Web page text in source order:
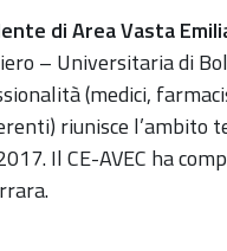
di Area Vasta
– Universitaria di
(medici,
riunisce l’ambito
Il CE-AVEC ha